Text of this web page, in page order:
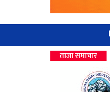
ताजा समाचार
उपहार ‘लगानी बोर्डको